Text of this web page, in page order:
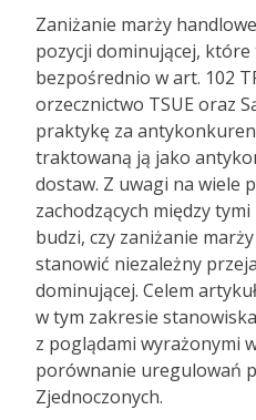
Zaniżanie marży
pozycji dominującej,
bezpośrednio w art. 102
orzecznictwo TSUE oraz
praktykę za
trak­towaną ją jako
dostaw. Z uwagi na wiele
zachodzących między
budzi, czy zaniżanie
stanowić niezależny
dominującej. Celem
w tym zakresie
z poglądami wyrażonymi
porównanie uregu­lowań
Zjednoczonych.